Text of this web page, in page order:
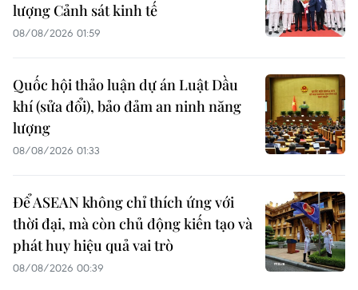
lượng Cảnh sát kinh tế
08/08/2026 01:59
Quốc hội thảo luận dự án Luật Dầu
khí (sửa đổi), bảo đảm an ninh năng
lượng
08/08/2026 01:33
Để ASEAN không chỉ thích ứng với
thời đại, mà còn chủ động kiến tạo và
phát huy hiệu quả vai trò
08/08/2026 00:39